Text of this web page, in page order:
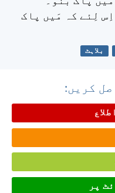
لِئے کہ مَیں پاک
بلاہٹ
کریں:
پر